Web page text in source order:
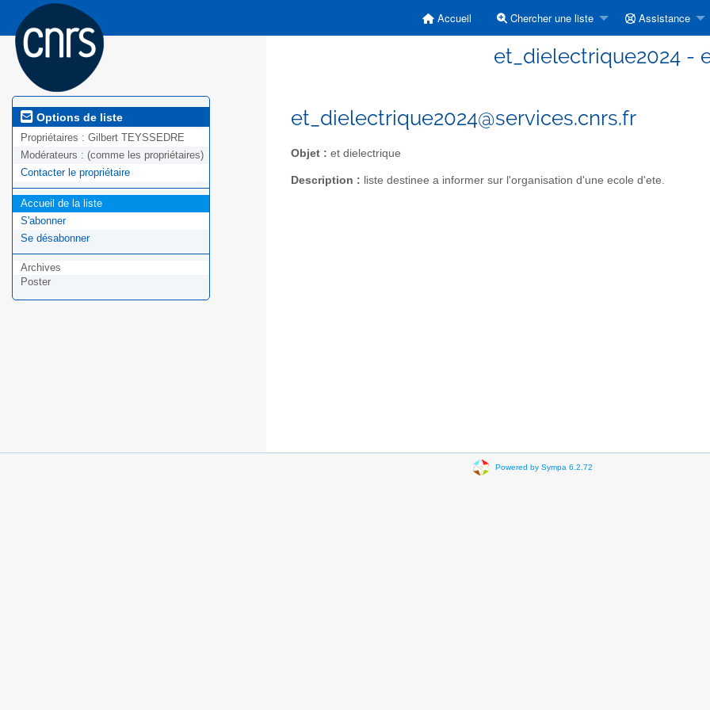
Accueil Chercher une liste Assistance
et_dielectrique2024 -
Options de liste
Propriétaires : Gilbert TEYSSEDRE
Modérateurs : (comme les propriétaires)
Contacter le propriétaire
Accueil de la liste
S'abonner
Se désabonner
Archives
Poster
et_dielectrique2024@services.cnrs.fr
Objet : et dielectrique
Description : liste destinee a informer sur l'organisation d'une ecole d'ete.
Powered by Sympa 6.2.72